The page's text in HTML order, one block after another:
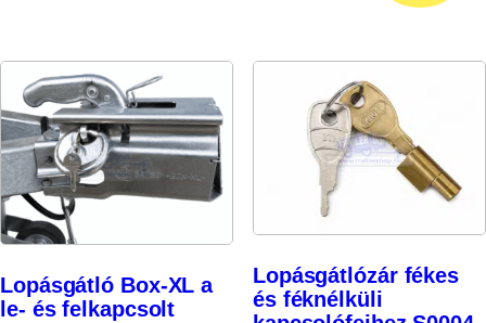
Lopásgátló Box-XL a
le- és felkapcsolt
Lopásgátlózár fékes
és féknélküli